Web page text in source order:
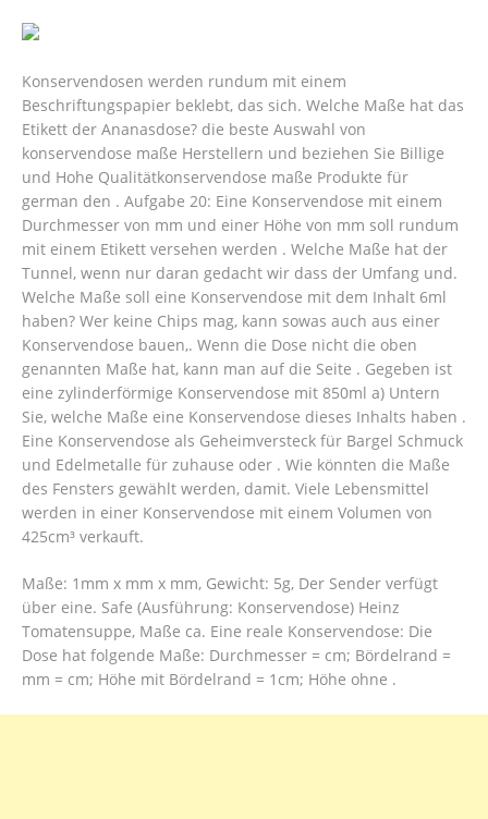
Konservendosen werden rundum mit einem
Beschriftungspapier beklebt, das sich. Welche Maße hat das
Etikett der Ananasdose? die beste Auswahl von
konservendose maße Herstellern und beziehen Sie Billige
und Hohe Qualitätkonservendose maße Produkte für
german den . Aufgabe 20: Eine Konservendose mit einem
Durchmesser von mm und einer Höhe von mm soll rundum
mit einem Etikett versehen werden . Welche Maße hat der
Tunnel, wenn nur daran gedacht wir dass der Umfang und.
Welche Maße soll eine Konservendose mit dem Inhalt 6ml
haben? Wer keine Chips mag, kann sowas auch aus einer
Konservendose bauen,. Wenn die Dose nicht die oben
genannten Maße hat, kann man auf die Seite . Gegeben ist
eine zylinderförmige Konservendose mit 850ml a) Untern
Sie, welche Maße eine Konservendose dieses Inhalts haben .
Eine Konservendose als Geheimversteck für Bargel Schmuck
und Edelmetalle für zuhause oder . Wie könnten die Maße
des Fensters gewählt werden, damit. Viele Lebensmittel
werden in einer Konservendose mit einem Volumen von
425cm³ verkauft.
Maße: 1mm x mm x mm, Gewicht: 5g, Der Sender verfügt
über eine. Safe (Ausführung: Konservendose) Heinz
Tomatensuppe, Maße ca. Eine reale Konservendose: Die
Dose hat folgende Maße: Durchmesser = cm; Bördelrand =
mm = cm; Höhe mit Bördelrand = 1cm; Höhe ohne .